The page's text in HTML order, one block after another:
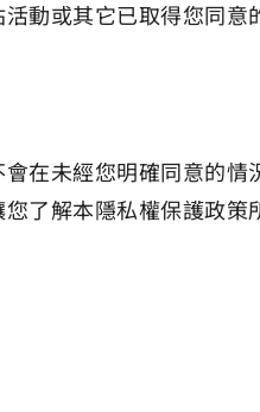
動或其它已取得您同
在未經您明確同意的
了解本隱私權保護政